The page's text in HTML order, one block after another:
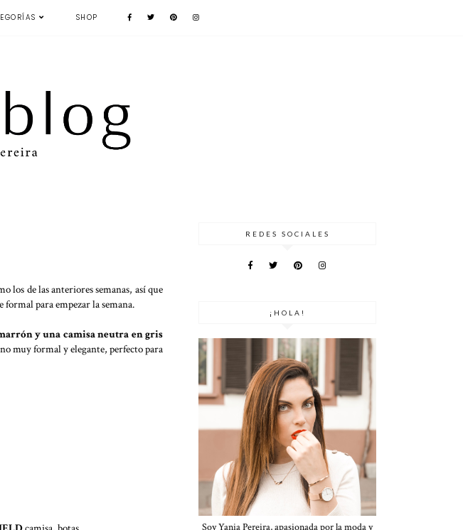
SHOP
los de las anteriores semanas, así que
formal para empezar la semana.
y una camisa neutra en gris
muy formal y elegante, perfecto para
REDES SOCIALES
¡HOLA!
Soy Yania Pereira, apasionada por la moda y